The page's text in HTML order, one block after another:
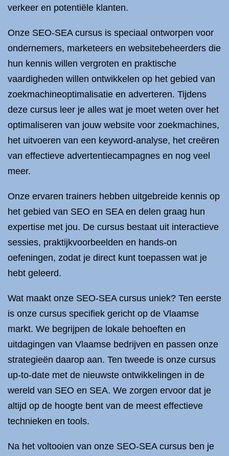
verkeer en potentiële klanten.
Onze SEO-SEA cursus is speciaal ontworpen voor
ondernemers, marketeers en websitebeheerders die
hun kennis willen vergroten en praktische
vaardigheden willen ontwikkelen op het gebied van
zoekmachineoptimalisatie en adverteren. Tijdens
deze cursus leer je alles wat je moet weten over het
optimaliseren van jouw website voor zoekmachines,
het uitvoeren van een keyword-analyse, het creëren
van effectieve advertentiecampagnes en nog veel
meer.
Onze ervaren trainers hebben uitgebreide kennis op
het gebied van SEO en SEA en delen graag hun
expertise met jou. De cursus bestaat uit interactieve
sessies, praktijkvoorbeelden en hands-on
oefeningen, zodat je direct kunt toepassen wat je
hebt geleerd.
Wat maakt onze SEO-SEA cursus uniek? Ten eerste
is onze cursus specifiek gericht op de Vlaamse
markt. We begrijpen de lokale behoeften en
uitdagingen van Vlaamse bedrijven en passen onze
strategieën daarop aan. Ten tweede is onze cursus
up-to-date met de nieuwste ontwikkelingen in de
wereld van SEO en SEA. We zorgen ervoor dat je
altijd op de hoogte bent van de meest effectieve
technieken en tools.
Na het voltooien van onze SEO-SEA cursus ben je